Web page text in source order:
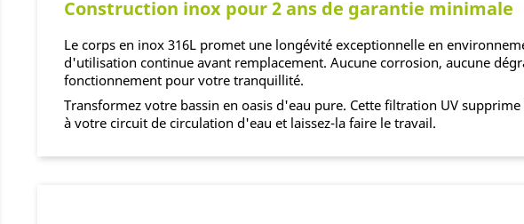
Construction inox pour 2 ans de garantie minimale
Le corps en inox 316L promet une longévité exceptionnelle en
d'utilisation continue avant remplacement. Aucune corrosion, aucune
fonctionnement pour votre tranquillité.
Transformez votre bassin en oasis d'eau pure. Cette filtration UV
à votre circuit de circulation d'eau et laissez-la faire le travail.